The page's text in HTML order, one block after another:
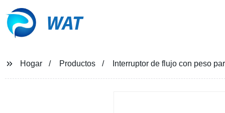
WAT
Hogar Productos Interruptor de flujo con peso